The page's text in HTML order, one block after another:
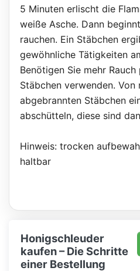
5 Minuten erlischt die
weiße Asche. Dann
rauchen. Ein Stäbchen
gewöhnliche Tätigkeiten
Benötigen Sie mehr
Stäbchen verwenden. Von
abgebrannten Stäbchen
abschütteln, diese sind
Hinweis: trocken
haltbar
Honigschleuder
kaufen – Die Schritte
einer Bestellung